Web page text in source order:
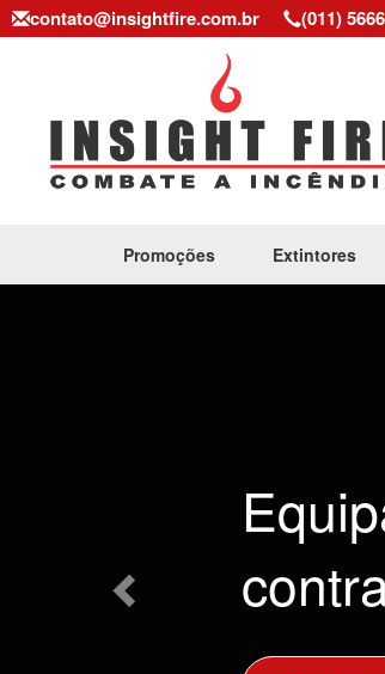
contato@insightfire.com.br (011)
Promoções Extintores